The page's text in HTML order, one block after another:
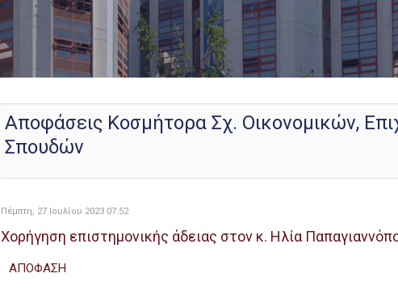
Αποφάσεις Κοσμήτορα Σχ. Οικονομικών,
Σπουδών
Πέμπτη, 27 Ιουλίου 2023 07:52
Χορήγηση επιστημονικής άδειας στον κ. Ηλία
ΑΠΟΦΑΣΗ